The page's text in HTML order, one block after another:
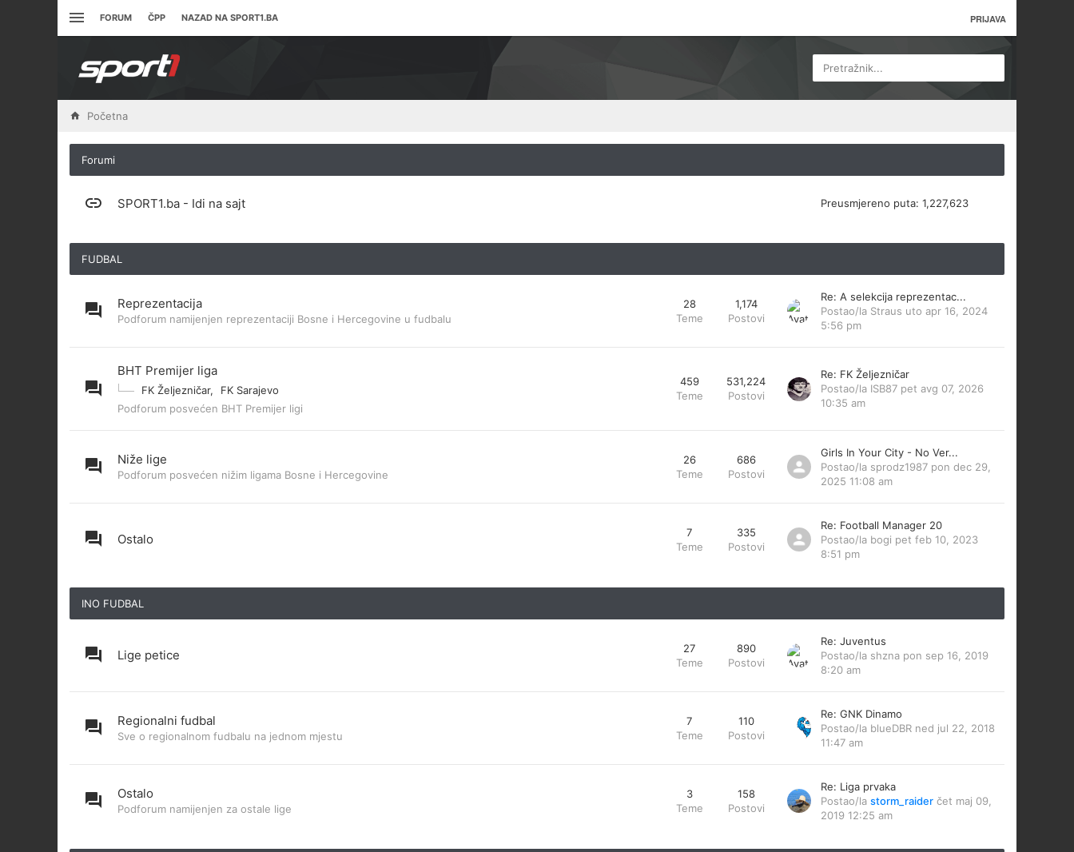
FORUM ČPP NAZAD NA SPORT1.BA PRIJAVA
Pretražnik...
Početna
Forumi
SPORT1.ba - Idi na sajt Preusmjereno puta: 1,227,623
FUDBAL
Reprezentacija
Podforum namijenjen reprezentaciji Bosne i Hercegovine u fudbalu
28
Teme
1,174
Postovi
Re: A selekcija reprezentac...
Postao/la Straus uto apr 16, 2024
5:56 pm
BHT Premijer liga
FK Željezničar,
FK Sarajevo
Podforum posvećen BHT Premijer ligi
459
Teme
531,224
Postovi
Re: FK Željezničar
Postao/la ISB87 pet avg 07, 2026
10:35 am
Niže lige
Podforum posvećen nižim ligama Bosne i Hercegovine
26
Teme
686
Postovi
Girls In Your City - No Ver...
Postao/la sprodz1987 pon dec 29,
2025 11:08 am
Ostalo
7
Teme
335
Postovi
Re: Football Manager 20
Postao/la bogi pet feb 10, 2023
8:51 pm
INO FUDBAL
Lige petice
27
Teme
890
Postovi
Re: Juventus
Postao/la shzna pon sep 16, 2019
8:20 am
Regionalni fudbal
Sve o regionalnom fudbalu na jednom mjestu
7
Teme
110
Postovi
Re: GNK Dinamo
Postao/la blueDBR ned jul 22, 2018
11:47 am
Ostalo
Podforum namijenjen za ostale lige
3
Teme
158
Postovi
Re: Liga prvaka
Postao/la storm_raider čet maj 09,
2019 12:25 am